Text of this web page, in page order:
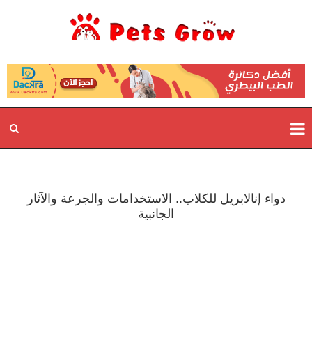
دواء إنالابريل للكلاب.. الاستخدامات والجرعة والآثار
الجانبية